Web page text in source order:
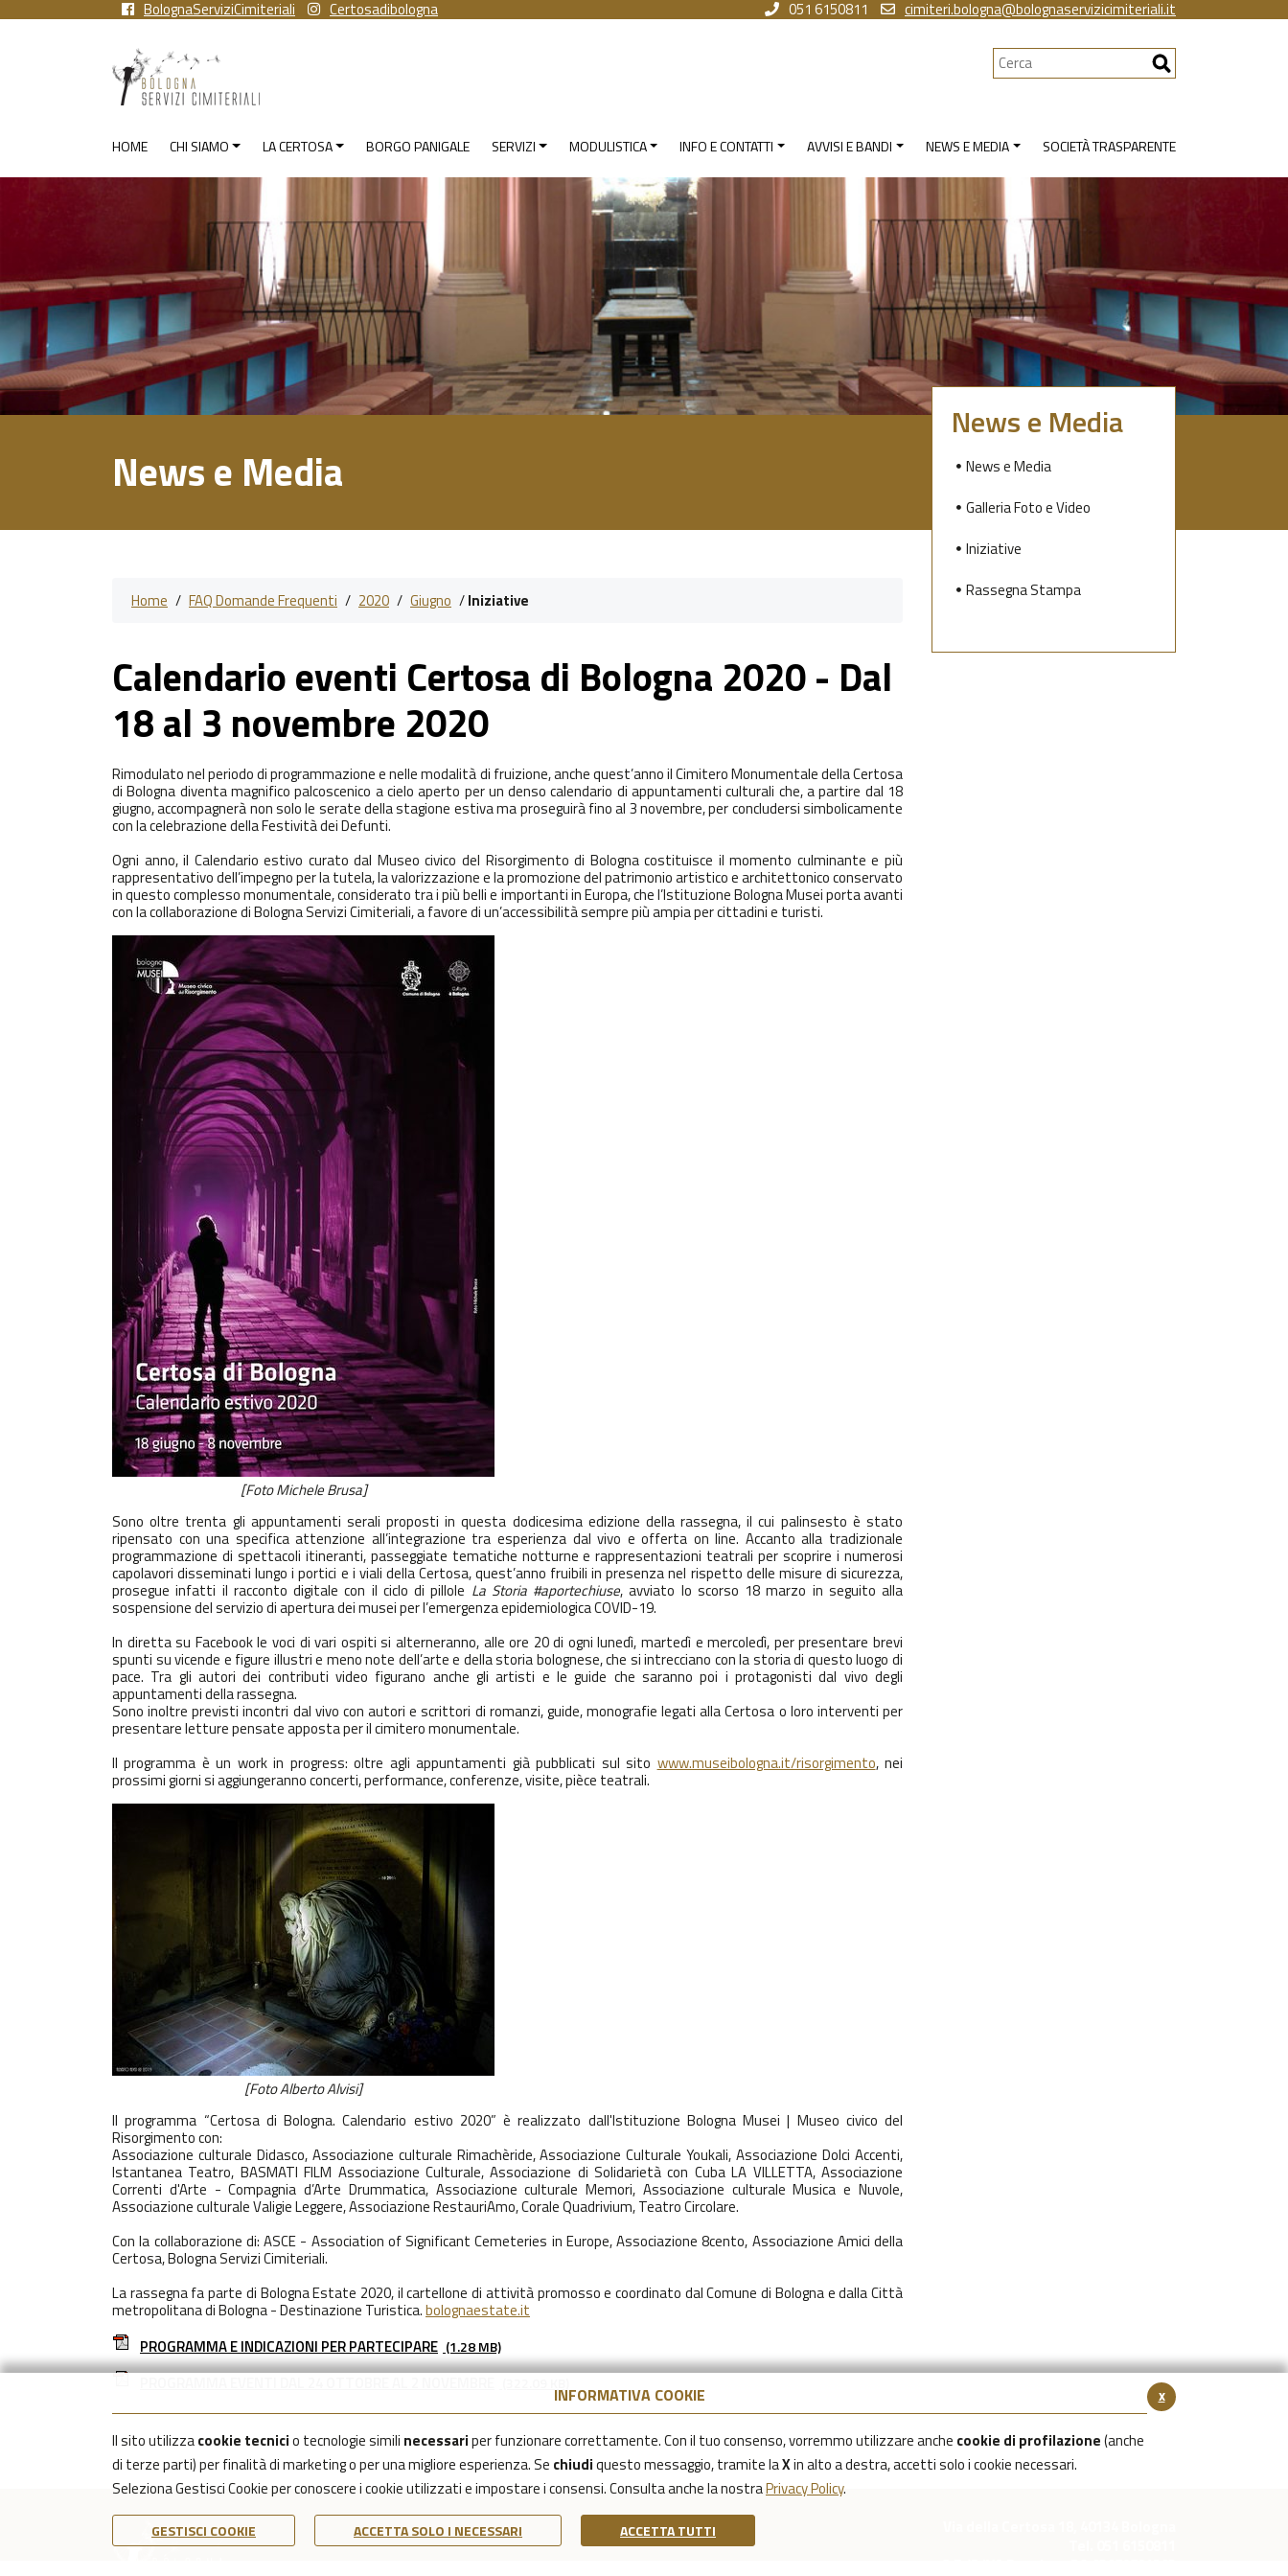
x
INFORMATIVA COOKIE
Il sito utilizzacookie tecnicio tecnologie simili necessariper funzionare correttamente. Con il tuo consenso, vorremmo utilizzare anche cookie di profilazione(anche
di terze parti) per finalità di marketing o per una migliore esperienza. Se chiudiquesto messaggio, tramite laXin alto a destra, accetti solo i cookie necessari.
Seleziona Gestisci Cookie per conoscere i cookie utilizzati e impostare i consensi. Consulta anche la nostraPrivacy Policy.
GESTISCI COOKIE ACCETTA SOLO I NECESSARI ACCETTA TUTTI
BolognaServiziCimiteriali Certosadibologna 051 6150811 cimiteri.bologna@bolognaservizicimiteriali.it
Cerca
HOME CHI SIAMO LA CERTOSA BORGO PANIGALE SERVIZI MODULISTICA INFO E CONTATTI AVVISI E BANDI NEWS E MEDIA SOCIETÀ TRASPARENTE
News e Media
Home / FAQ Domande Frequenti / 2020 / Giugno /Iniziative
Calendario eventi Certosa di Bologna 2020 - Dal
18 al 3 novembre 2020
Rimodulato nel periodo di programmazione e nelle modalità di fruizione, anche quest’anno ilCimitero Monumentale della Certosa
di Bologna diventamagnifico palcoscenico a cielo aperto per un denso calendario di appuntamenti culturali che,a partire dal 18
giugno, accompagnerà non solo le serate della stagione estiva ma proseguiràfino al 3 novembre, per concludersi simbolicamente
con la celebrazione della Festività dei Defunti.
Ogni anno, il Calendario estivo curato dal Museo civico del Risorgimento di Bolognacostituisce il momento culminante e più
rappresentativo dell’impegno per la tutela, la valorizzazione e la promozione del patrimonio artistico e architettonico conservato
in questo complesso monumentale, considerato tra i più belli e importanti in Europa, che l’Istituzione Bologna Museiporta avanti
con la collaborazione diBologna Servizi Cimiteriali, a favore di un’accessibilità sempre più ampia per cittadini e turisti.
[Foto Michele Brusa]
Sonooltre trenta gli appuntamenti seraliproposti in questa dodicesima edizione della rassegna, il cui palinsesto è stato
ripensato con una specifica attenzione all’integrazione tra esperienza dal vivo e offerta on line. Accanto alla tradizionale
programmazione di spettacoli itineranti, passeggiate tematiche notturne e rappresentazioni teatrali per scoprire i numerosi
capolavori disseminati lungo i portici e i viali della Certosa, quest’anno fruibili in presenza nel rispetto delle misure di sicurezza,
prosegue infatti il racconto digitale con il ciclo di pillole La Storia #aportechiuse, avviato lo scorso 18 marzo in seguito alla
sospensione del servizio di apertura dei musei per l’emergenza epidemiologica COVID-19.
In diretta su Facebook le voci di vari ospiti si alterneranno, alle ore 20 di ogni lunedì, martedì e mercoledì, per presentare brevi
spunti su vicende e figure illustri e meno note dell’arte e della storia bolognese, che si intrecciano con la storia di questo luogo di
pace. Tra gli autori dei contributi video figurano anche gli artisti e le guide che saranno poi i protagonisti dal vivo degli
appuntamenti della rassegna.
Sono inoltre previsti incontri dal vivo con autori e scrittori di romanzi, guide, monografie legati alla Certosa o loro interventi per
presentare letture pensate apposta per il cimitero monumentale.
Ilprogramma è un work in progress: oltre agli appuntamenti già pubblicati sul sito www.museibologna.it/risorgimento, nei
prossimi giorni si aggiungeranno concerti, performance, conferenze, visite, pièce teatrali.
[Foto Alberto Alvisi]
Il programma “Certosa di Bologna. Calendario estivo 2020” è realizzato dall'Istituzione Bologna Musei | Museo civico del
Risorgimento con:
Associazione culturale Didasco, Associazione culturale Rimachèride, Associazione Culturale Youkali, Associazione Dolci Accenti,
Istantanea Teatro, BASMATI FILM Associazione Culturale, Associazione di Solidarietà con Cuba LA VILLETTA, Associazione
Correnti d'Arte - Compagnia d’Arte Drummatica, Associazione culturale Memori, Associazione culturale Musica e Nuvole,
Associazione culturale Valigie Leggere, Associazione RestauriAmo, Corale Quadrivium, Teatro Circolare.
Con la collaborazione di: ASCE - Association of Significant Cemeteries in Europe, Associazione 8cento, Associazione Amici della
Certosa, Bologna Servizi Cimiteriali.
La rassegna fa parte di Bologna Estate 2020, il cartellone di attività promosso e coordinato dal Comune di Bologna e dalla Città
metropolitana di Bologna - Destinazione Turistica.bolognaestate.it
PROGRAMMA E INDICAZIONI PER PARTECIPARE (1.28 MB)
News e Media
News e Media
Galleria Foto e Video
Iniziative
Rassegna Stampa